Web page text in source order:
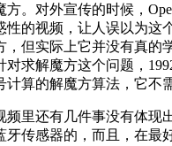
方。对外宣传的时候，
性的视频，让人误以为这
，但实际上它并没有真的
对求解魔方这个问题，
计算的解魔方算法，它不
里还有几件事没有体现
牙传感器的，而且，在最